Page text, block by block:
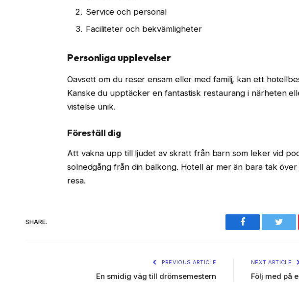
Service och personal
Faciliteter och bekvämligheter
Personliga upplevelser
Oavsett om du reser ensam eller med familj, kan ett
Kanske du upptäcker en fantastisk restaurang i närheten
vistelse unik.
Föreställ dig
Att vakna upp till ljudet av skratt från barn som leker vid
solnedgång från din balkong. Hotell är mer än bara tak
resa.
SHARE.
Facebook
PREVIOUS ARTICLE
En smidig väg till drömsemestern
NEXT ARTICLE
Följ med på